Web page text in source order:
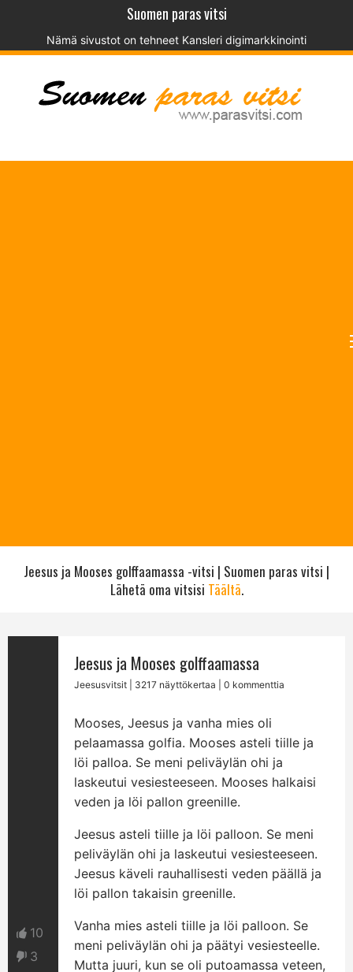
Suomen paras vitsi
Nämä sivustot on tehneet Kansleri digimarkkinointi
Jeesus ja Mooses golffaamassa -vitsi | Suomen paras vitsi |
Lähetä oma vitsisi Täältä.
10
3
Jeesus ja Mooses golffaamassa
Jeesusvitsit | 3217 näyttökertaa | 0 kommenttia
Mooses, Jeesus ja vanha mies oli
pelaamassa golfia. Mooses asteli tiille ja
löi palloa. Se meni peliväylän ohi ja
laskeutui vesiesteeseen. Mooses halkaisi
veden ja löi pallon greenille.
Jeesus asteli tiille ja löi palloon. Se meni
peliväylän ohi ja laskeutui vesiesteeseen.
Jeesus käveli rauhallisesti veden päällä ja
löi pallon takaisin greenille.
Vanha mies asteli tiille ja löi palloon. Se
meni peliväylän ohi ja päätyi vesiesteelle.
Mutta juuri, kun se oli putoamassa veteen,